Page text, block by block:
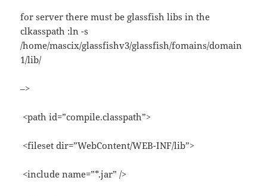
for server there must be glassfish libs in the
clkasspath :ln -s
/home/mascix/glassfishv3/glassfish/fomains/domain
1/lib/
–>
<path id=”compile.classpath”>
<fileset dir=”WebContent/WEB-INF/lib”>
<include name=”*.jar” />